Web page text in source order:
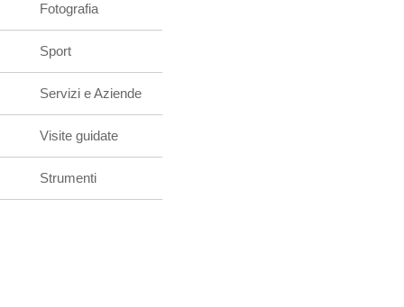
Fotografia
Sport
Servizi e Aziende
Visite guidate
Strumenti